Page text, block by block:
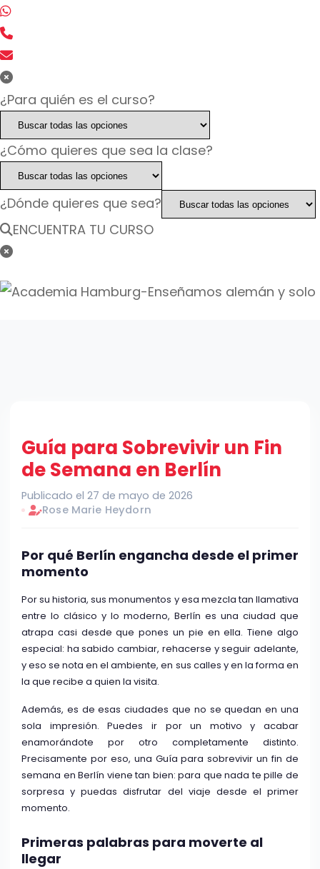
¿Para quién es el curso?
¿Cómo quieres que sea la clase?
¿Dónde quieres que sea?
ENCUENTRA TU CURSO
Guía para Sobrevivir un Fin
de Semana en Berlín
Publicado el 27 de mayo de 2026
Rose Marie Heydorn
Por qué Berlín engancha desde el primer
momento
Por su historia, sus monumentos y esa mezcla tan llamativa
entre lo clásico y lo moderno, Berlín es una ciudad que
atrapa casi desde que pones un pie en ella. Tiene algo
especial: ha sabido cambiar, rehacerse y seguir adelante,
y eso se nota en el ambiente, en sus calles y en la forma en
la que recibe a quien la visita.
Además, es de esas ciudades que no se quedan en una
sola impresión. Puedes ir por un motivo y acabar
enamorándote por otro completamente distinto.
Precisamente por eso, una Guía para sobrevivir un fin de
semana en Berlín viene tan bien: para que nada te pille de
sorpresa y puedas disfrutar del viaje desde el primer
momento.
Primeras palabras para moverte al
llegar